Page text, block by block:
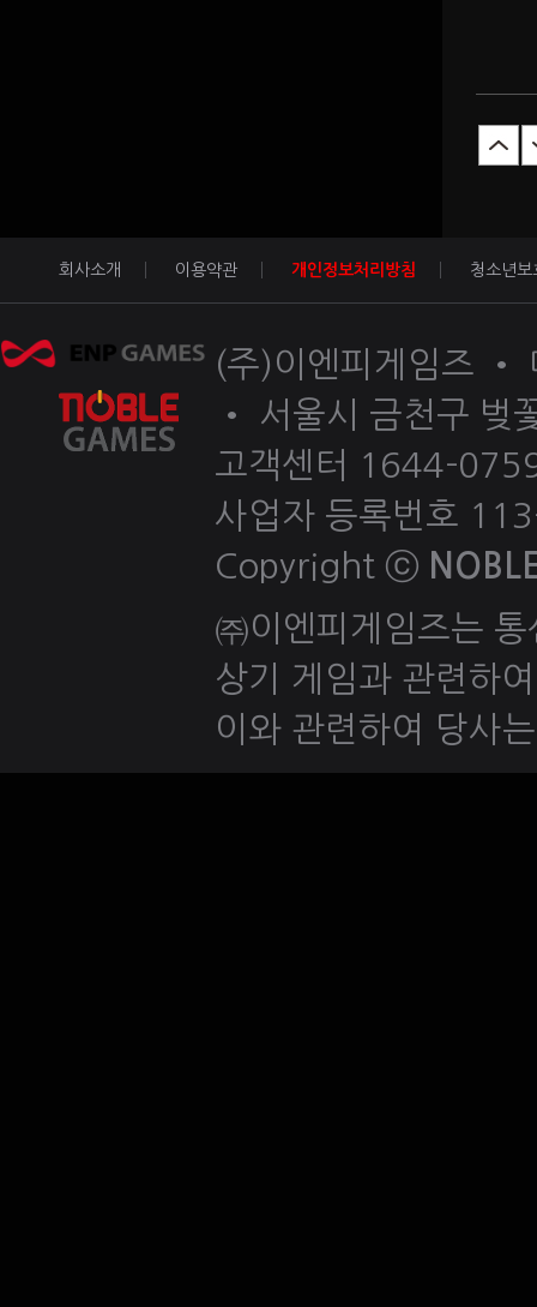
회사소개 이용약관 개인정보처리방침 청소년보
(주)이엔피게임즈 •
• 서울시 금천구 벚
고객센터 1644-
사업자 등록번호
Copyright ⓒ
㈜이엔피게임즈는
상기 게임과 관련하
이와 관련하여 당사